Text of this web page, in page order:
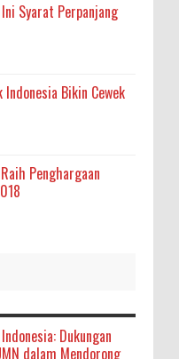
Syarat Perpanjang
Bikin Cewek
Penghargaan
Dukungan
dalam Mendorong